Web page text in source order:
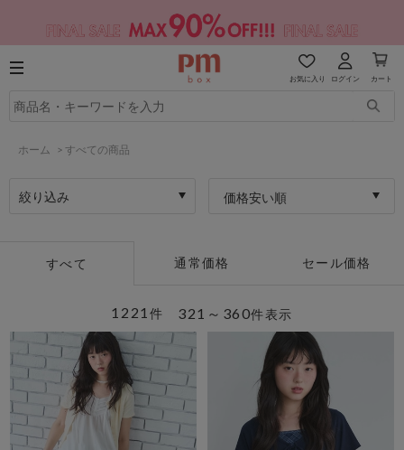
お気に入り ログイン カート
ホーム > すべての商品
絞り込み 価格安い順
すべて 通常価格 セール価格
321～360件表示
1221 件